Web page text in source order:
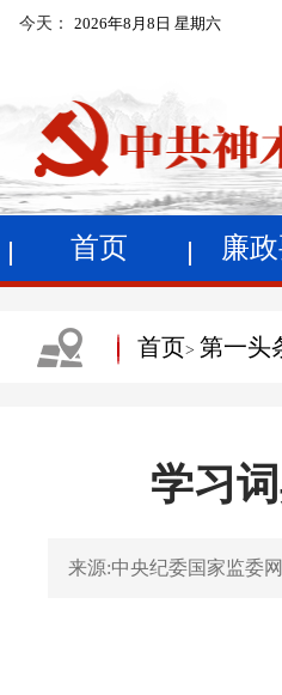
今天： 2026年8月8日 星期六
首页 廉
首页> 第一头
学习
来源:中央纪委国家监委